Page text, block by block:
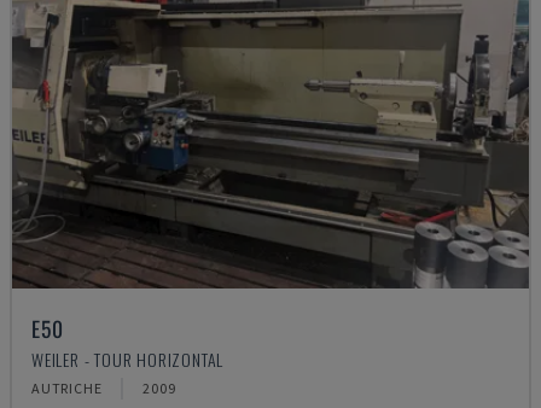
E50
WEILER - TOUR HORIZONTAL
AUTRICHE 2009